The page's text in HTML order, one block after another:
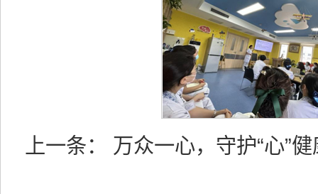
上一条： 万众一心，守护“心”健